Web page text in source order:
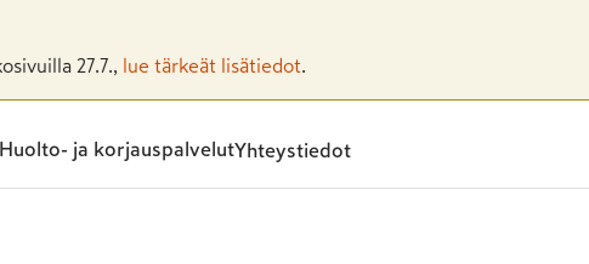
27.7., lue tärkeät lisätiedot
Huolto- ja korjauspalvelutYhteystiedot